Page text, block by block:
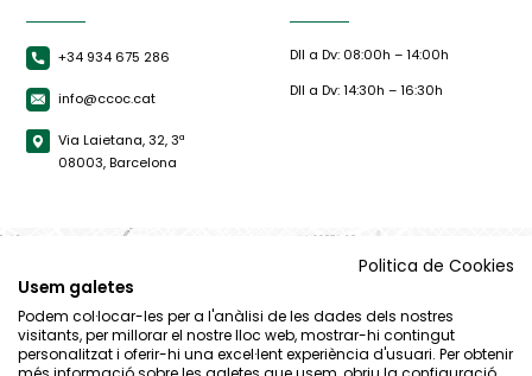
+34 934 675 286
info@ccoc.cat
Via Laietana, 32, 3ª
08003, Barcelona
Dll a Dv: 08:00h – 14:00h
Dll a Dv: 14:30h – 16:30h
Politica de Cookies
Usem galetes
Podem col·locar-les per a l'anàlisi de les dades dels nostres
visitants, per millorar el nostre lloc web, mostrar-hi contingut
personalitzat i oferir-hi una excel·lent experiència d'usuari. Per obtenir